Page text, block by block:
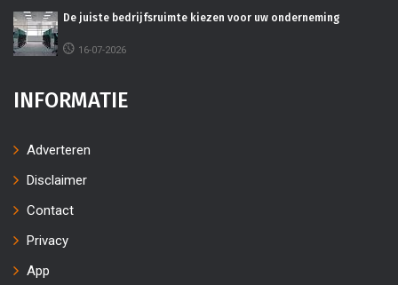
De juiste bedrijfsruimte kiezen voor uw onderneming
16-07-2026
INFORMATIE
Adverteren
Disclaimer
Contact
Privacy
App